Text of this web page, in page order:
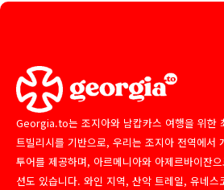
Georgia.to는 조지아와 남캅카스 여행을 위한
트빌리시를 기반으로, 우리는 조지아 전역에서
투어를 제공하며, 아르메니아와 아제르바이잔
션도 있습니다. 와인 지역, 산악 트레일, 유네스